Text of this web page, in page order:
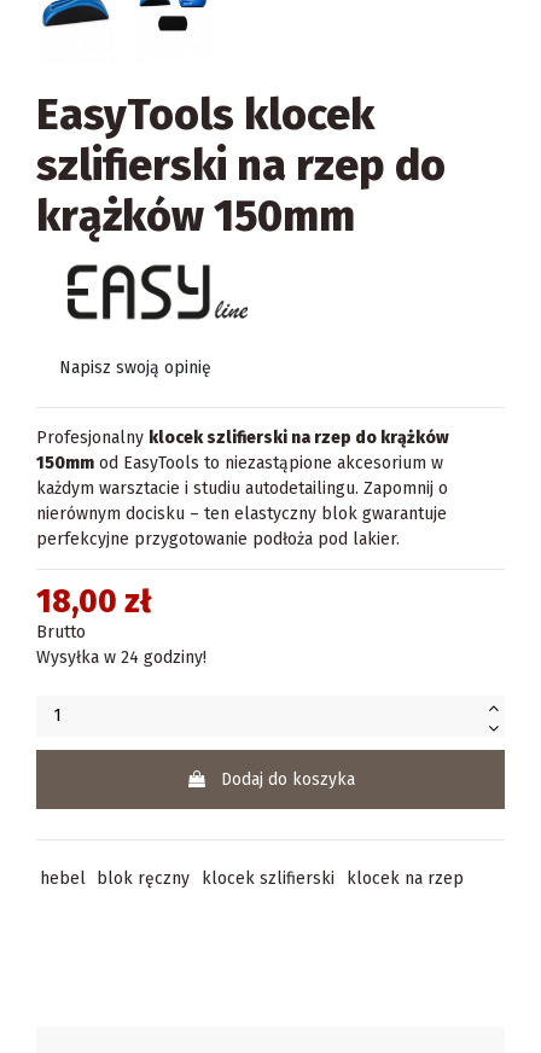
EasyTools klocek
szlifierski na rzep do
krążków 150mm
Napisz swoją opinię
Profesjonalny klocek szlifierski na rzep do krążków
150mm od EasyTools to niezastąpione akcesorium w
każdym warsztacie i studiu autodetailingu. Zapomnij o
nierównym docisku – ten elastyczny blok gwarantuje
perfekcyjne przygotowanie podłoża pod lakier.
18,00 zł
Brutto
Wysyłka w 24 godziny!
Dodaj do koszyka
hebel blok ręczny klocek szlifierski klocek na rzep